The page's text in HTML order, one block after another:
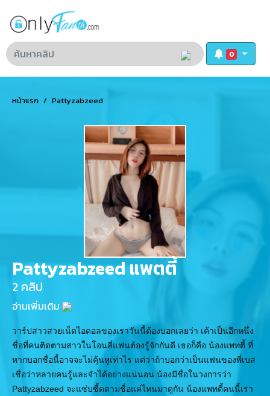
0
หน้าแรก Pattyzabzeed
Pattyzabzeed แพตตี้
2 คลิป
อ่านเพิ่มเติม
วาร์ปสาวสวยเน็ตไอดอลของเราวันนี้ต้องบอกเลยว่า เค้าเป็นอีกหนึ่ง
ชื่อที่คนติดตามสาวในโอนลี่แฟนต้องรู้จักกันดี เธอก็คือ น้องแพทตี้ ที่
หากบอกชื่อนี้อาจจะไม่คุ้นหูเท่าไร แต่ว่าถ้าบอกว่าเป็นแฟนของพี่เบส
เชื่อว่าหลายคนรู้และจำได้อย่างแน่นอน น้องมีชื่อในวงการว่า
Pattyzabzeed จะแซ่บซี้ดตามชื่อแค่ไหนมาดูกัน น้องแพทตี้คนนี้เรา